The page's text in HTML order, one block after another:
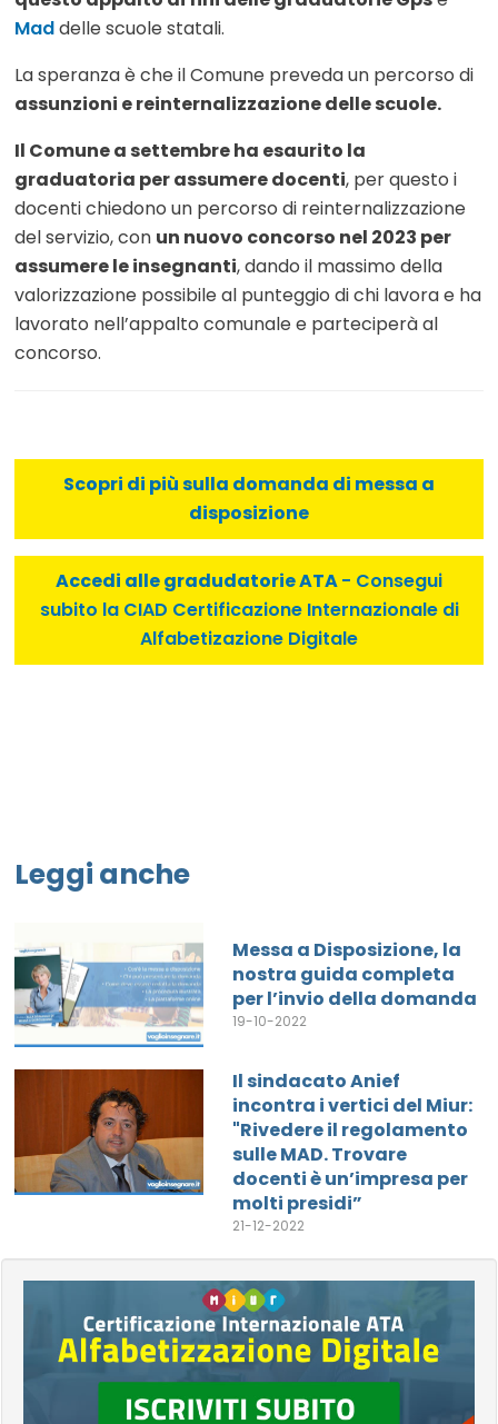
Maddelle scuole statali.
La speranza è che il Comune preveda un percorso di
assunzioni e reinternalizzazione delle scuole.
Il Comune a settembre ha esaurito la
graduatoria per assumere docenti, per questo i
docenti chiedono un percorso di reinternalizzazione
del servizio, con un nuovo concorso nel 2023 per
assumere le insegnanti, dando il massimo della
valorizzazione possibile al punteggio di chi lavora e ha
lavorato nell’appalto comunale e parteciperà al
concorso.
Scopri di più sulla domanda di messa a
disposizione
Accedi alle gradudatorie ATA- Consegui
subito la CIAD Certificazione Internazionale di
Alfabetizazione Digitale
Leggi anche
Messa a Disposizione, la
nostra guida completa
per l’invio della domanda
19-10-2022
Il sindacato Anief
incontra i vertici del Miur:
"Rivedere il regolamento
sulle MAD. Trovare
docenti è un’impresa per
molti presidi”
21-12-2022